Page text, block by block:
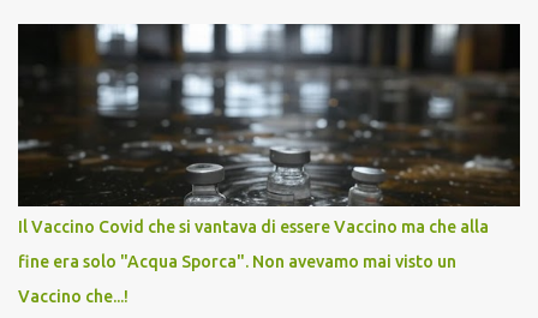
pandemia. Un interrogativo che dovrebbe scuotere chiunque abbia
ancora il coraggio di pensare con la propria testa. Per il vaccino
anti-Covid, un pro-farmaco, con autorizzazione condizionata,
sviluppato in tempi record, con tecnologie mai utilizzate prima su
larga scala, ancora oggetto di studio e di discussione
internazionale serve solo una firma. La tua. Lo si somministra
anche a persone sane, giovani, senza fattori di rischio, spesso già
serve una prescrizione. Non c’è diagnosi. Non c’è presa in carico.
L’unico atto richiesto è una fi...
Il Vaccino Covid che si vantava di essere Vaccino ma che alla
fine era solo "Acqua Sporca". Non avevamo mai visto un
Vaccino che...!